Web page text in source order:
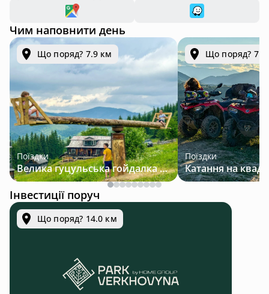
Чим наповнити день
Що поряд? 7.9 км
Поїздки
Велика гуцульська гойдалка — джип-тур у Карпатах
Що поряд? 7.9
Поїздки
Інвестиції поруч
Що поряд? 14.0 км